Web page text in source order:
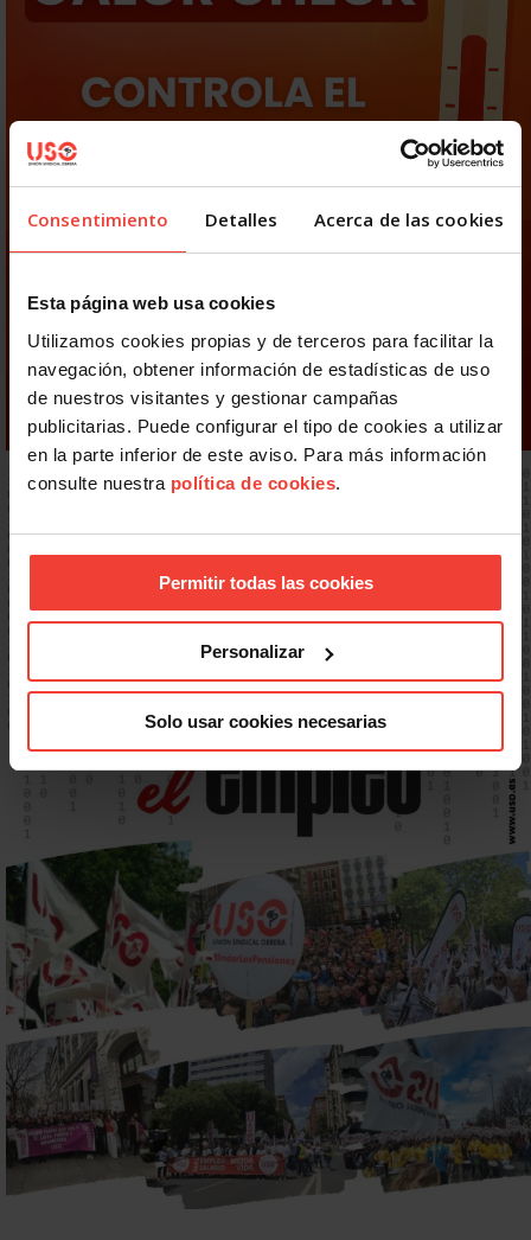
Consentimiento Detalles Acerca de las cookies
Esta página web usa cookies
Utilizamos cookies propias y de terceros para facilitar la
navegación, obtener información de estadísticas de uso
de nuestros visitantes y gestionar campañas
publicitarias. Puede configurar el tipo de cookies a utilizar
en la parte inferior de este aviso. Para más información
consulte nuestra política de cookies.
Permitir todas las cookies
Personalizar
Solo usar cookies necesarias